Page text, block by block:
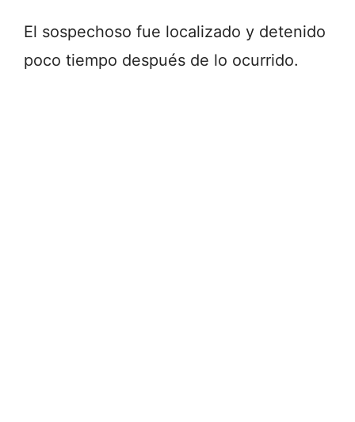
El sospechoso fue localizado y detenido
poco tiempo después de lo ocurrido.